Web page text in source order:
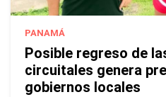
PANAMÁ
Posible regreso de
circuitales genera
gobiernos locales